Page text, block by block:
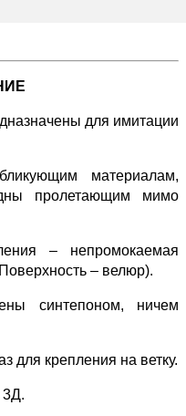
для имитации
материалам,
пролетающим мимо
– непромокаемая
– велюр).
синтепоном, ничем
для крепления на ветку.